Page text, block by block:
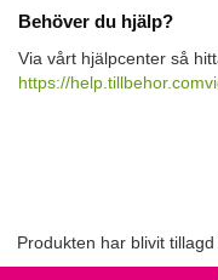
Behöver du hjälp?
Via vårt hjälpcenter så
https://
Produkten har blivit